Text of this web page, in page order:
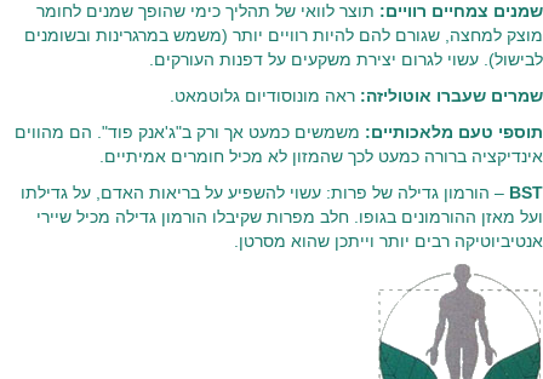
שמנים צמחיים רוויים: תוצר לוואי של תהליך כימי שהופך שמנים לחומר
מוצק למחצה, שגורם להם להיות רוויים יותר (משמש במרגרינות ובשומנים
לבישול). עשוי לגרום יצירת משקעים על דפנות העורקים.
שמרים שעברו אוטוליזה: ראה מונוסודיום גלוטמאט.
תוספי טעם מלאכותיים: משמשים כמעט אך ורק ב"ג'אנק פוד". הם מהווים
אינדיקציה ברורה כמעט לכך שהמזון לא מכיל חומרים אמיתיים.
BST – הורמון גדילה של פרות: עשוי להשפיע על בריאות האדם, על גדילתו
ועל מאזן ההורמונים בגופו. חלב מפרות שקיבלו הורמון גדילה מכיל שיירי
אנטיביוטיקה רבים יותר וייתכן שהוא מסרטן.